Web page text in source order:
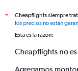
*
Cheapflights siempre
los precios no están
Esta es la razón:
Cheapflights no
Agregamos